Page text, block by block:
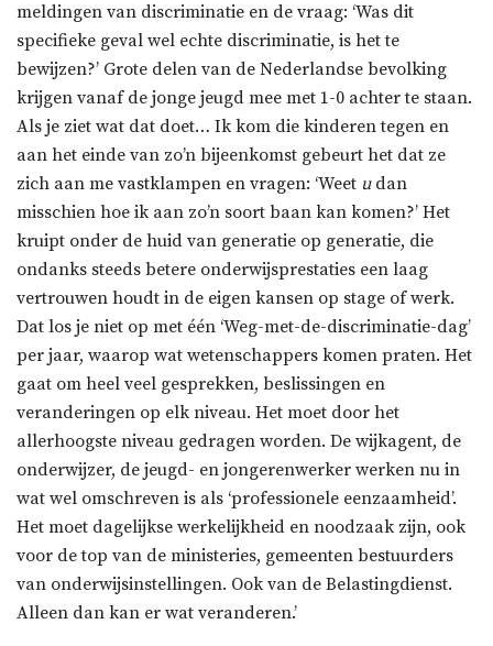
meldingen van discriminatie en de vraag: ‘Was dit
specifieke geval wel echte discriminatie, is het te
bewijzen?’ Grote delen van de Nederlandse bevolking
krijgen vanaf de jonge jeugd mee met 1-0 achter te staan.
Als je ziet wat dat doet… Ik kom die kinderen tegen en
aan het einde van zo’n bijeenkomst gebeurt het dat ze
zich aan me vastklampen en vragen: ‘Weet udan
misschien hoe ik aan zo’n soort baan kan komen?’ Het
kruipt onder de huid van generatie op generatie, die
ondanks steeds betere onderwijsprestaties een laag
vertrouwen houdt in de eigen kansen op stage of werk.
Dat los je niet op met één ‘Weg-met-de-discriminatie-dag’
per jaar, waarop wat wetenschappers komen praten. Het
gaat om heel veel gesprekken, beslissingen en
veranderingen op elk niveau. Het moet door het
allerhoogste niveau gedragen worden. De wijkagent, de
onderwijzer, de jeugd- en jongerenwerker werken nu in
wat wel omschreven is als ‘professionele eenzaamheid’.
Het moet dagelijkse werkelijkheid en noodzaak zijn, ook
voor de top van de ministeries, gemeenten bestuurders
van onderwijsinstellingen. Ook van de Belastingdienst.
Alleen dan kan er wat veranderen.’